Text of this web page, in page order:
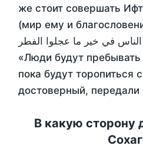
же стоит совершать
(мир ему и
الناس في خير ما عجلوا الفطر
«Люди будут пребывать
пока будут торопиться
достоверный,
В какую сторону